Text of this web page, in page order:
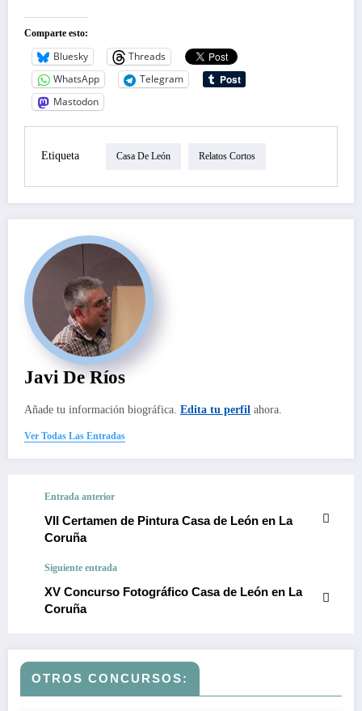
Comparte esto:
Bluesky
Threads
WhatsApp
Telegram
Mastodon
Etiqueta Casa De León Relatos Cortos
Javi De Ríos
Añade tu información biográfica. Edita tu perfil ahora.
Ver Todas Las Entradas
Entrada anterior
VII Certamen de Pintura Casa de León en La
Coruña
Siguiente entrada
XV Concurso Fotográfico Casa de León en La
Coruña
OTROS CONCURSOS: